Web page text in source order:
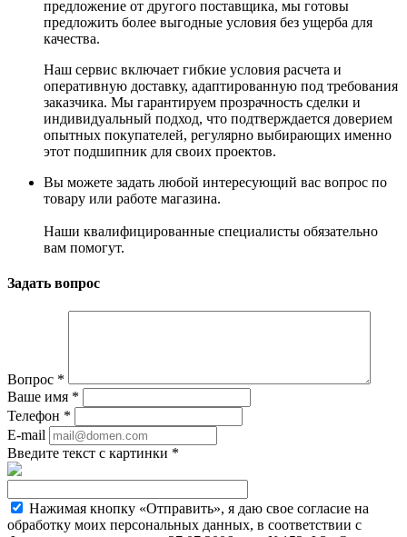
предложение от другого поставщика, мы готовы
предложить более выгодные условия без ущерба для
качества.
Наш сервис включает гибкие условия расчета и
оперативную доставку, адаптированную под требования
заказчика. Мы гарантируем прозрачность сделки и
индивидуальный подход, что подтверждается доверием
опытных покупателей, регулярно выбирающих именно
этот подшипник для своих проектов.
Вы можете задать любой интересующий вас вопрос по
товару или работе магазина.
Наши квалифицированные специалисты обязательно
вам помогут.
Задать вопрос
Вопрос *
Ваше имя *
Телефон *
E-mail
Введите текст с картинки *
Нажимая кнопку «Отправить», я даю свое согласие на
обработку моих персональных данных, в соответствии с